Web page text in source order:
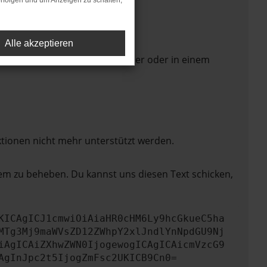
in einem anderen Browser oder in einem
nicht mehr unterstützt werden.
zu beheben. Du kannst uns diesen Text schicken,
Alle akzeptieren